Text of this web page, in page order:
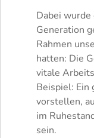
Dabei
Generation
Rahmen
hatten: Die
vitale
Beispiel: Ein
vorstellen,
im
sein.